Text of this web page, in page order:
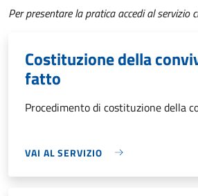
Per presentare la pratica accedi al servizio
Costituzione della
fatto
Procedimento di costituzione della
VAI AL SERVIZIO